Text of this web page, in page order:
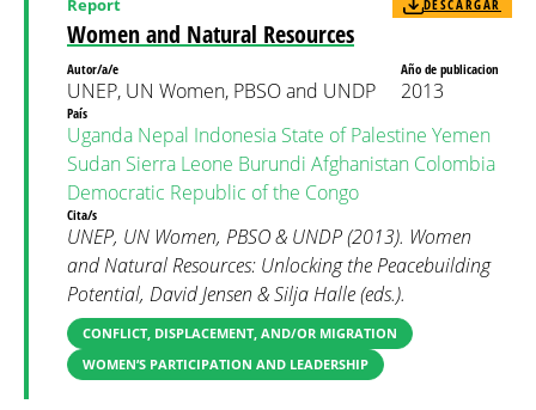
Women and Natural Resources
DESCARGAR
Autor/a/e
UNEP, UN Women, PBSO and UNDP
Año de publicacion
2013
País
Uganda Nepal Indonesia State of Palestine Yemen
Sudan Sierra Leone Burundi Afghanistan Colombia
Democratic Republic of the Congo
Cita/s
UNEP, UN Women, PBSO & UNDP (2013). Women
and Natural Resources: Unlocking the Peacebuilding
Potential, David Jensen & Silja Halle (eds.).
CONFLICT, DISPLACEMENT, AND/OR MIGRATION
WOMEN’S PARTICIPATION AND LEADERSHIP